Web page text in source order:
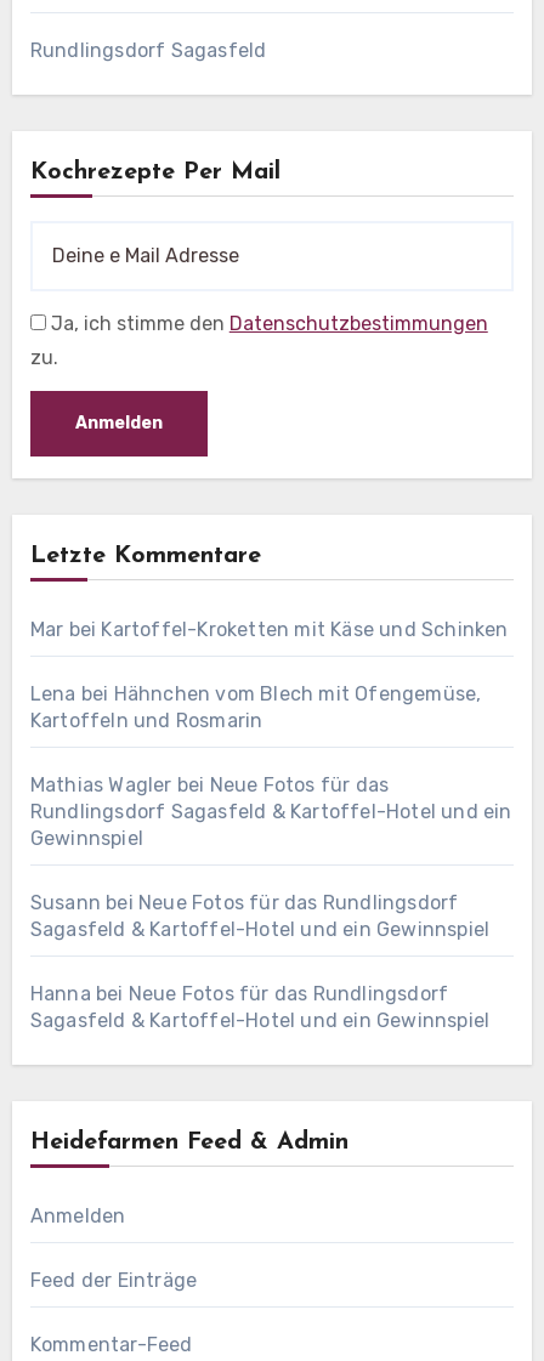
Rundlingsdorf Sagasfeld
Kochrezepte Per Mail
Ja, ich stimme den Datenschutzbestimmungen
zu.
Letzte Kommentare
Mar bei Kartoffel-Kroketten mit Käse und Schinken
Lena bei Hähnchen vom Blech mit Ofengemüse,
Kartoffeln und Rosmarin
Mathias Wagler bei Neue Fotos für das
Rundlingsdorf Sagasfeld & Kartoffel-Hotel und ein
Gewinnspiel
Susann bei Neue Fotos für das Rundlingsdorf
Sagasfeld & Kartoffel-Hotel und ein Gewinnspiel
Hanna bei Neue Fotos für das Rundlingsdorf
Sagasfeld & Kartoffel-Hotel und ein Gewinnspiel
Heidefarmen Feed & Admin
Anmelden
Feed der Einträge
Kommentar-Feed